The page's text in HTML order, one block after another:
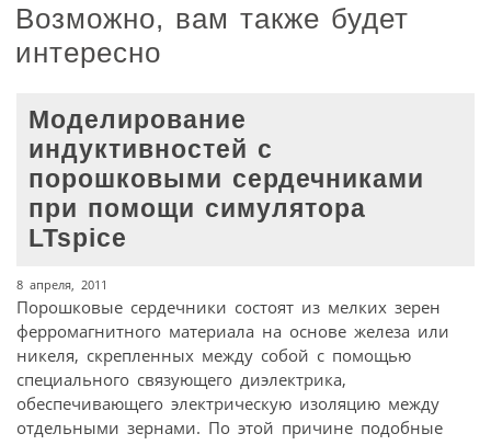
Возможно, вам также будет
интересно
Моделирование
индуктивностей с
порошковыми сердечниками
при помощи симулятора
LTspice
8 апреля, 2011
Порошковые сердечники состоят из мелких зерен
ферромагнитного материала на основе железа или
никеля, скрепленных между собой с помощью
специального связующего диэлектрика,
обеспечивающего электрическую изоляцию между
отдельными зернами. По этой причине подобные